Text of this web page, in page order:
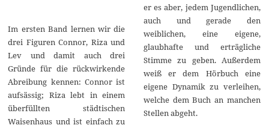
Im ersten Band lernen wir die
drei Figuren Connor, Riza und
Lev und damit auch drei
Gründe für die rückwirkende
Abreibung kennen: Connor ist
aufsässig; Riza lebt in einem
überfüllten städtischen
Waisenhaus und ist einfach zu
er es aber, jedem Jugendlichen,
auch und gerade den
weiblichen, eine eigene,
glaubhafte und erträgliche
Stimme zu geben. Außerdem
weiß er dem Hörbuch eine
eigene Dynamik zu verleihen,
welche dem Buch an manchen
Stellen abgeht.